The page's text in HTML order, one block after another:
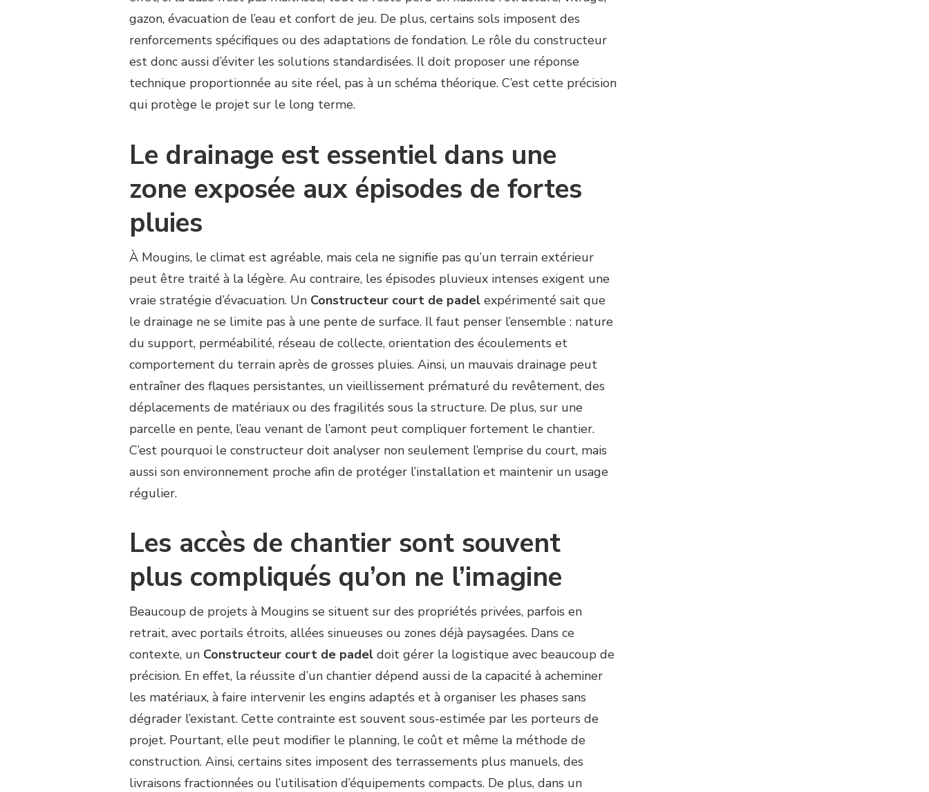
gazon, évacuation de l’eau et confort de jeu. De plus, certains sols imposent des
renforcements spécifiques ou des adaptations de fondation. Le rôle du constructeur
est donc aussi d’éviter les solutions standardisées. Il doit proposer une réponse
technique proportionnée au site réel, pas à un schéma théorique. C’est cette précision
qui protège le projet sur le long terme.
Le drainage est essentiel dans une
zone exposée aux épisodes de fortes
pluies
À Mougins, le climat est agréable, mais cela ne signifie pas qu’un terrain extérieur
peut être traité à la légère. Au contraire, les épisodes pluvieux intenses exigent une
vraie stratégie d’évacuation. Un Constructeur court de padel expérimenté sait que
le drainage ne se limite pas à une pente de surface. Il faut penser l’ensemble : nature
du support, perméabilité, réseau de collecte, orientation des écoulements et
comportement du terrain après de grosses pluies. Ainsi, un mauvais drainage peut
entraîner des flaques persistantes, un vieillissement prématuré du revêtement, des
déplacements de matériaux ou des fragilités sous la structure. De plus, sur une
parcelle en pente, l’eau venant de l’amont peut compliquer fortement le chantier.
C’est pourquoi le constructeur doit analyser non seulement l’emprise du court, mais
aussi son environnement proche afin de protéger l’installation et maintenir un usage
régulier.
Les accès de chantier sont souvent
plus compliqués qu’on ne l’imagine
Beaucoup de projets à Mougins se situent sur des propriétés privées, parfois en
retrait, avec portails étroits, allées sinueuses ou zones déjà paysagées. Dans ce
contexte, un Constructeur court de padel doit gérer la logistique avec beaucoup de
précision. En effet, la réussite d’un chantier dépend aussi de la capacité à acheminer
les matériaux, à faire intervenir les engins adaptés et à organiser les phases sans
dégrader l’existant. Cette contrainte est souvent sous-estimée par les porteurs de
projet. Pourtant, elle peut modifier le planning, le coût et même la méthode de
construction. Ainsi, certains sites imposent des terrassements plus manuels, des
livraisons fractionnées ou l’utilisation d’équipements compacts. De plus, dans un